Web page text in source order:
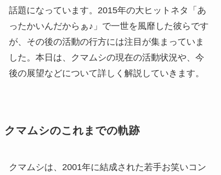
話題になっています。2015年の大ヒットネタ「あ
ったかいんだからぁ♪」で一世を風靡した彼らです
が、その後の活動の行方には注目が集まっていま
した。本日は、クマムシの現在の活動状況や、今
後の展望などについて詳しく解説していきます。
クマムシのこれまでの軌跡
クマムシは、2001年に結成された若手お笑いコン